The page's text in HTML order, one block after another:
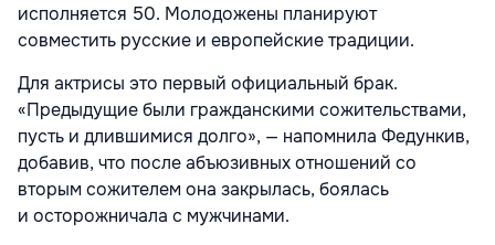
исполняется 50. Молодожены планируют
совместить русские и европейские традиции.
Для актрисы это первый официальный брак.
«Предыдущие были гражданскими сожительствами,
пусть и длившимися долго», — напомнила Федункив,
добавив, что после абъюзивных отношений со
вторым сожителем она закрылась, боялась
и осторожничала с мужчинами.